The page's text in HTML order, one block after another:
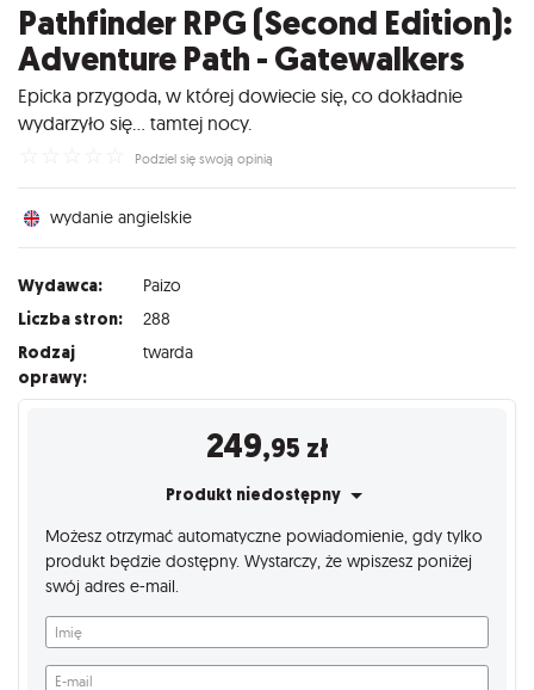
Pathfinder RPG (Second Edition):
Adventure Path - Gatewalkers
Epicka przygoda, w której dowiecie się, co dokładnie
wydarzyło się... tamtej nocy.
Podziel się swoją opinią
wydanie angielskie
Wydawca: Paizo
Liczba stron: 288
Rodzaj
oprawy:
twarda
249,95 zł
Produkt niedostępny
Możesz otrzymać automatyczne powiadomienie, gdy tylko
produkt będzie dostępny. Wystarczy, że wpiszesz poniżej
swój adres e-mail.
Imię
E-mail